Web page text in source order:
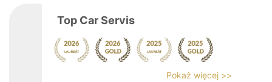
Top Car Servis
Pokaż więcej >>